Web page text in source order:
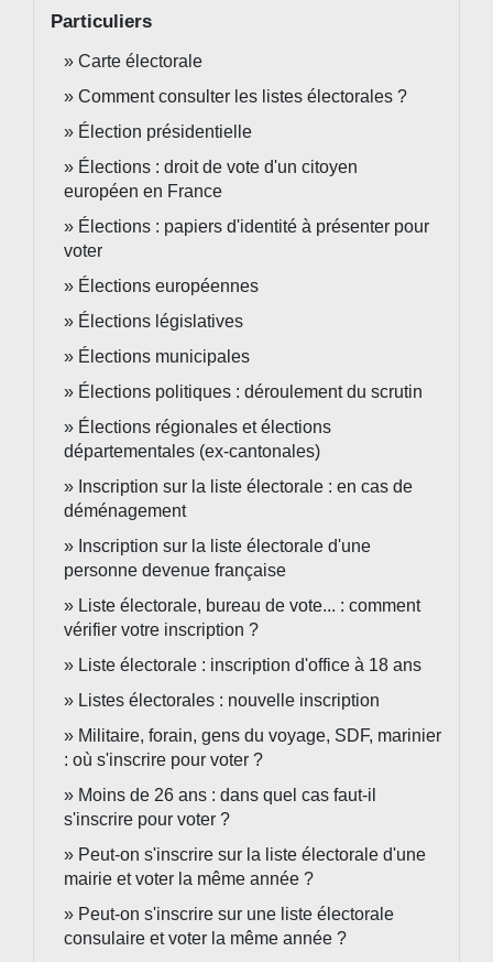
Particuliers
Carte électorale
Comment consulter les listes électorales ?
Élection présidentielle
Élections : droit de vote d'un citoyen
européen en France
Élections : papiers d'identité à présenter pour
voter
Élections européennes
Élections législatives
Élections municipales
Élections politiques : déroulement du scrutin
Élections régionales et élections
départementales (ex-cantonales)
Inscription sur la liste électorale : en cas de
déménagement
Inscription sur la liste électorale d'une
personne devenue française
Liste électorale, bureau de vote... : comment
vérifier votre inscription ?
Liste électorale : inscription d'office à 18 ans
Listes électorales : nouvelle inscription
Militaire, forain, gens du voyage, SDF, marinier
: où s'inscrire pour voter ?
Moins de 26 ans : dans quel cas faut-il
s'inscrire pour voter ?
Peut-on s'inscrire sur la liste électorale d'une
mairie et voter la même année ?
Peut-on s'inscrire sur une liste électorale
consulaire et voter la même année ?